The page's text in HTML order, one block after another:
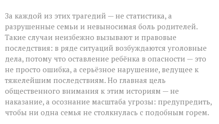
За каждой из этих трагедий — не статистика, а
разрушенные семьи и невыносимая боль родителей.
Такие случаи неизбежно вызывают и правовые
последствия: в ряде ситуаций возбуждаются уголовные
дела, потому что оставление ребёнка в опасности — это
не просто ошибка, а серьёзное нарушение, ведущее к
тяжелейшим последствиям. Но главная цель
общественного внимания к этим историям — не
наказание, а осознание масштаба угрозы: предупредить,
чтобы ни одна семья не столкнулась с подобным горем.